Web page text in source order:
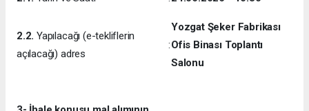
2.2. Yapılacağı (e-tekliflerin
açılacağı) adres
:
Yozgat Şeker Fabrikası
Ofis Binası Toplantı
Salonu